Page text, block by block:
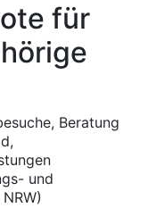
für
Beratung
und